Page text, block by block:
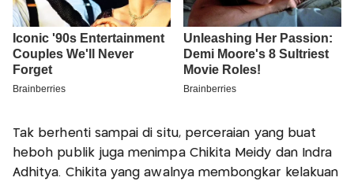
Tak berhenti sampai di situ, perceraian yang buat
heboh publik juga menimpa Chikita Meidy dan Indra
Adhitya. Chikita yang awalnya membongkar kelakuan